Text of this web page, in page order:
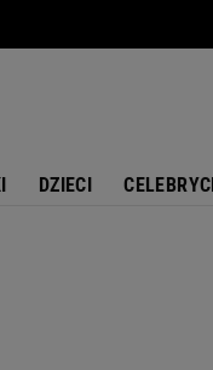
DZIECI